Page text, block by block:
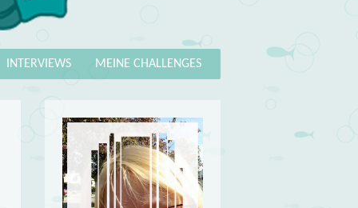
MEINE CHALLENGES
INTERVIEWS